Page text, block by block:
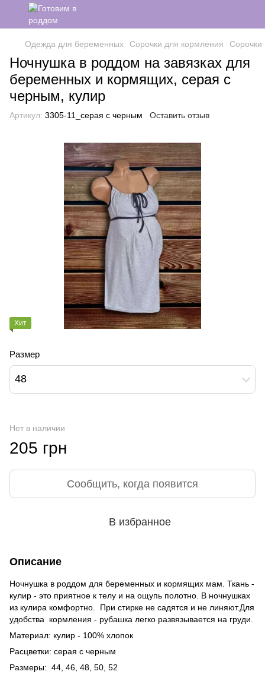
Одежда для беременных Сорочки для кормления Сорочки
Ночнушка в роддом на завязках для
беременных и кормящих, серая с
черным, кулир
Артикул: 3305-11_серая с черным Оставить отзыв
Хит
Размер
48
Нет в наличии
205 грн
Сообщить, когда появится
В избранное
Описание
Ночнушка в роддом для беременных и кормящих мам. Ткань -
кулир - это приятное к телу и на ощупь полотно. В ночнушках
из кулира комфортно. При стирке не садятся и не линяют.Для
удобства кормления - рубашка легко развязывается на груди.
Материал: кулир - 100% хлопок
Расцветки: серая с черным
Размеры: 44, 46, 48, 50, 52